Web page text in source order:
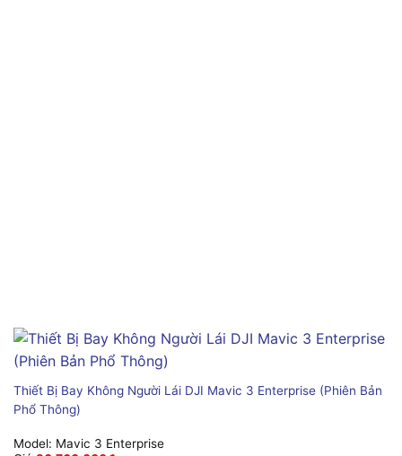
Thiết Bị Bay Không Người Lái DJI Mavic 3 Enterprise (Phiên Bản
Phổ Thông)
Model: Mavic 3 Enterprise